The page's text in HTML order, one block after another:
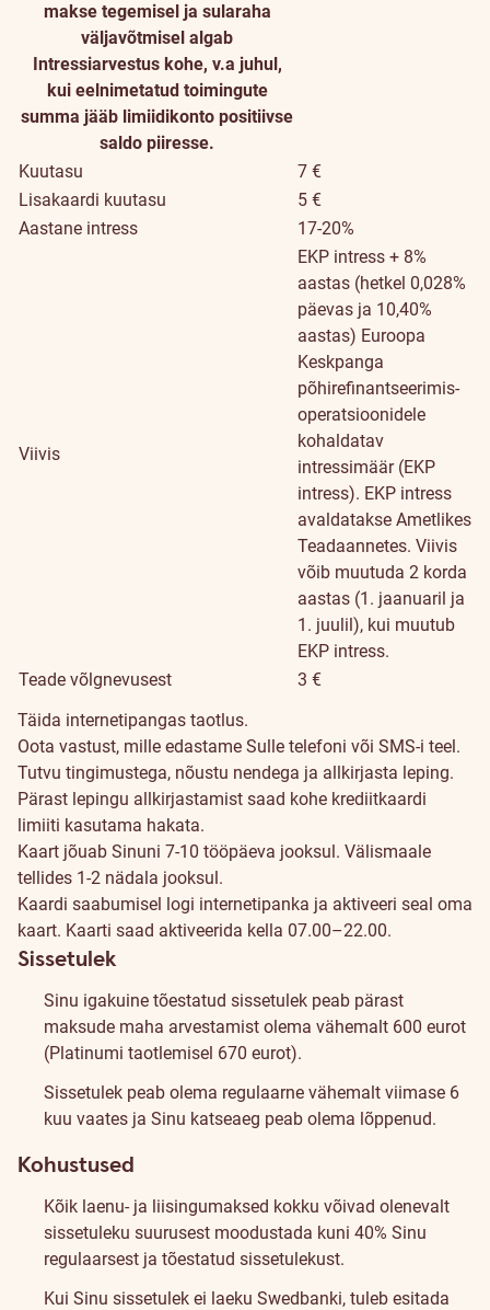
makse tegemisel ja sularaha
väljavõtmisel algab
Intressiarvestus kohe, v.a juhul,
kui eelnimetatud toimingute
summa jääb limiidikonto positiivse
saldo piiresse.
Kuutasu
7 €
Lisakaardi kuutasu
5 €
Aastane intress
17-20%
Viivis
EKP intress + 8%
aastas (hetkel 0,028%
päevas ja 10,40%
aastas) Euroopa
Keskpanga
põhirefinantseerimis-
operatsioonidele
kohaldatav
intressimäär (EKP
intress). EKP intress
avaldatakse Ametlikes
Teadaannetes. Viivis
võib muutuda 2 korda
aastas (1. jaanuaril ja
1. juulil), kui muutub
EKP intress.
Teade võlgnevusest
3 €
Kuidas
sõlmida?
Täida internetipangas taotlus.
Oota vastust, mille edastame Sulle telefoni või SMS-i teel.
Tutvu tingimustega, nõustu nendega ja allkirjasta leping.
Pärast lepingu allkirjastamist saad kohe krediitkaardi
limiiti kasutama hakata.
Kaart jõuab Sinuni 7-10 tööpäeva jooksul. Välismaale
tellides 1-2 nädala jooksul.
Kaardi saabumisel logi internetipanka ja aktiveeri seal oma
kaart. Kaarti saad aktiveerida kella 07.00–22.00.
Sissetulek
Sinu igakuine tõestatud sissetulek peab pärast
maksude maha arvestamist olema vähemalt 600 eurot
(Platinumi taotlemisel 670 eurot).
Sissetulek peab olema regulaarne vähemalt viimase 6
kuu vaates ja Sinu katseaeg peab olema lõppenud.
Kohustused
Kõik laenu- ja liisingumaksed kokku võivad olenevalt
sissetuleku suurusest moodustada kuni 40% Sinu
regulaarsest ja tõestatud sissetulekust.
Kui Sinu sissetulek ei laeku Swedbanki, tuleb esitada